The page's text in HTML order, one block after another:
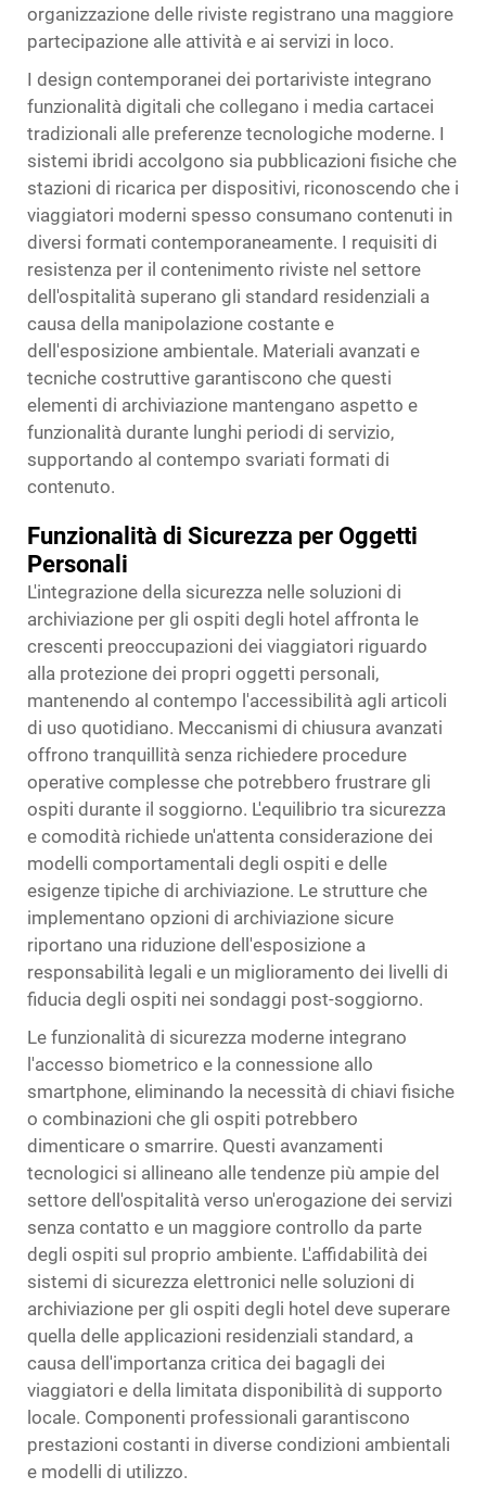
organizzazione delle riviste registrano una maggiore
partecipazione alle attività e ai servizi in loco.
I design contemporanei dei portariviste integrano
funzionalità digitali che collegano i media cartacei
tradizionali alle preferenze tecnologiche moderne. I
sistemi ibridi accolgono sia pubblicazioni fisiche che
stazioni di ricarica per dispositivi, riconoscendo che i
viaggiatori moderni spesso consumano contenuti in
diversi formati contemporaneamente. I requisiti di
resistenza per il contenimento riviste nel settore
dell'ospitalità superano gli standard residenziali a
causa della manipolazione costante e
dell'esposizione ambientale. Materiali avanzati e
tecniche costruttive garantiscono che questi
elementi di archiviazione mantengano aspetto e
funzionalità durante lunghi periodi di servizio,
supportando al contempo svariati formati di
contenuto.
Funzionalità di Sicurezza per Oggetti
Personali
L'integrazione della sicurezza nelle soluzioni di
archiviazione per gli ospiti degli hotel affronta le
crescenti preoccupazioni dei viaggiatori riguardo
alla protezione dei propri oggetti personali,
mantenendo al contempo l'accessibilità agli articoli
di uso quotidiano. Meccanismi di chiusura avanzati
offrono tranquillità senza richiedere procedure
operative complesse che potrebbero frustrare gli
ospiti durante il soggiorno. L'equilibrio tra sicurezza
e comodità richiede un'attenta considerazione dei
modelli comportamentali degli ospiti e delle
esigenze tipiche di archiviazione. Le strutture che
implementano opzioni di archiviazione sicure
riportano una riduzione dell'esposizione a
responsabilità legali e un miglioramento dei livelli di
fiducia degli ospiti nei sondaggi post-soggiorno.
Le funzionalità di sicurezza moderne integrano
l'accesso biometrico e la connessione allo
smartphone, eliminando la necessità di chiavi fisiche
o combinazioni che gli ospiti potrebbero
dimenticare o smarrire. Questi avanzamenti
tecnologici si allineano alle tendenze più ampie del
settore dell'ospitalità verso un'erogazione dei servizi
senza contatto e un maggiore controllo da parte
degli ospiti sul proprio ambiente. L'affidabilità dei
sistemi di sicurezza elettronici nelle soluzioni di
archiviazione per gli ospiti degli hotel deve superare
quella delle applicazioni residenziali standard, a
causa dell'importanza critica dei bagagli dei
viaggiatori e della limitata disponibilità di supporto
locale. Componenti professionali garantiscono
prestazioni costanti in diverse condizioni ambientali
e modelli di utilizzo.